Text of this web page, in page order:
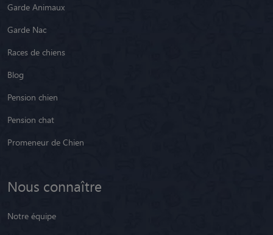
Garde Animaux
Garde Nac
Races de chiens
Blog
Pension chien
Pension chat
Promeneur de Chien
Nous connaître
Notre équipe